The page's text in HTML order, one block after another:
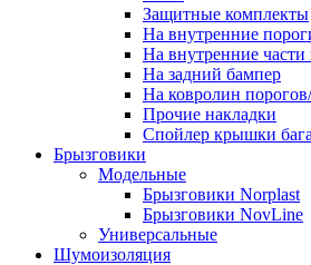
Защитные комплекты
На внутренние
На внутренние части
На задний бампер
На ковролин
Прочие накладки
Спойлер крышки
Брызговики
Модельные
Брызговики Norplast
Брызговики NovLine
Универсальные
Шумоизоляция